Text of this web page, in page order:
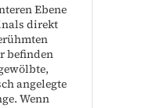
Ebene
direkt
befinden
angelegte
Wenn